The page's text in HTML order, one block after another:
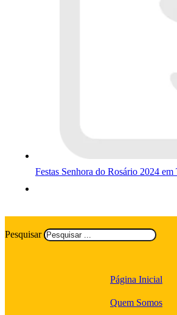
Festas Senhora do Rosário 2024 em
Pesquisar
Página Inicial
Quem Somos